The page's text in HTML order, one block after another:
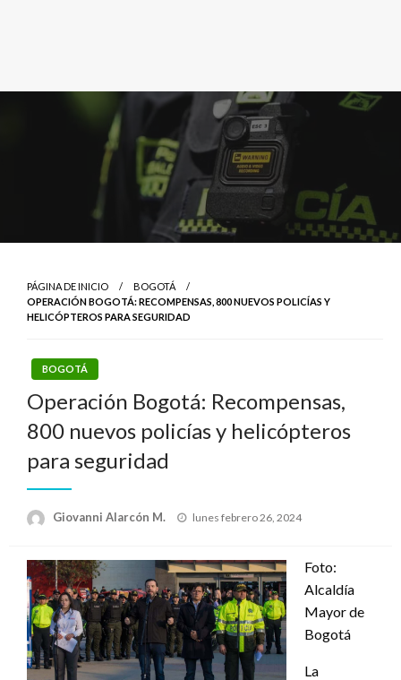
PÁGINA DE INICIO
BOGOTÁ
OPERACIÓN BOGOTÁ: RECOMPENSAS, 800 NUEVOS POLICÍAS Y
HELICÓPTEROS PARA SEGURIDAD
BOGOTÁ
Operación Bogotá: Recompensas,
800 nuevos policías y helicópteros
para seguridad
Giovanni Alarcón M.
Publicado
lunes febrero 26, 2024
Foto:
Alcaldía
Mayor de
Bogotá
La